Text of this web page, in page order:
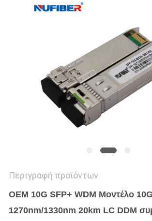
SITEMAP
ΑΠΟΡΡΉΤΟΥ
Περιγραφή προϊόντων
OEM 10G SFP+ WDM Μοντέλο
1270nm/1330nm 20km LC DDM